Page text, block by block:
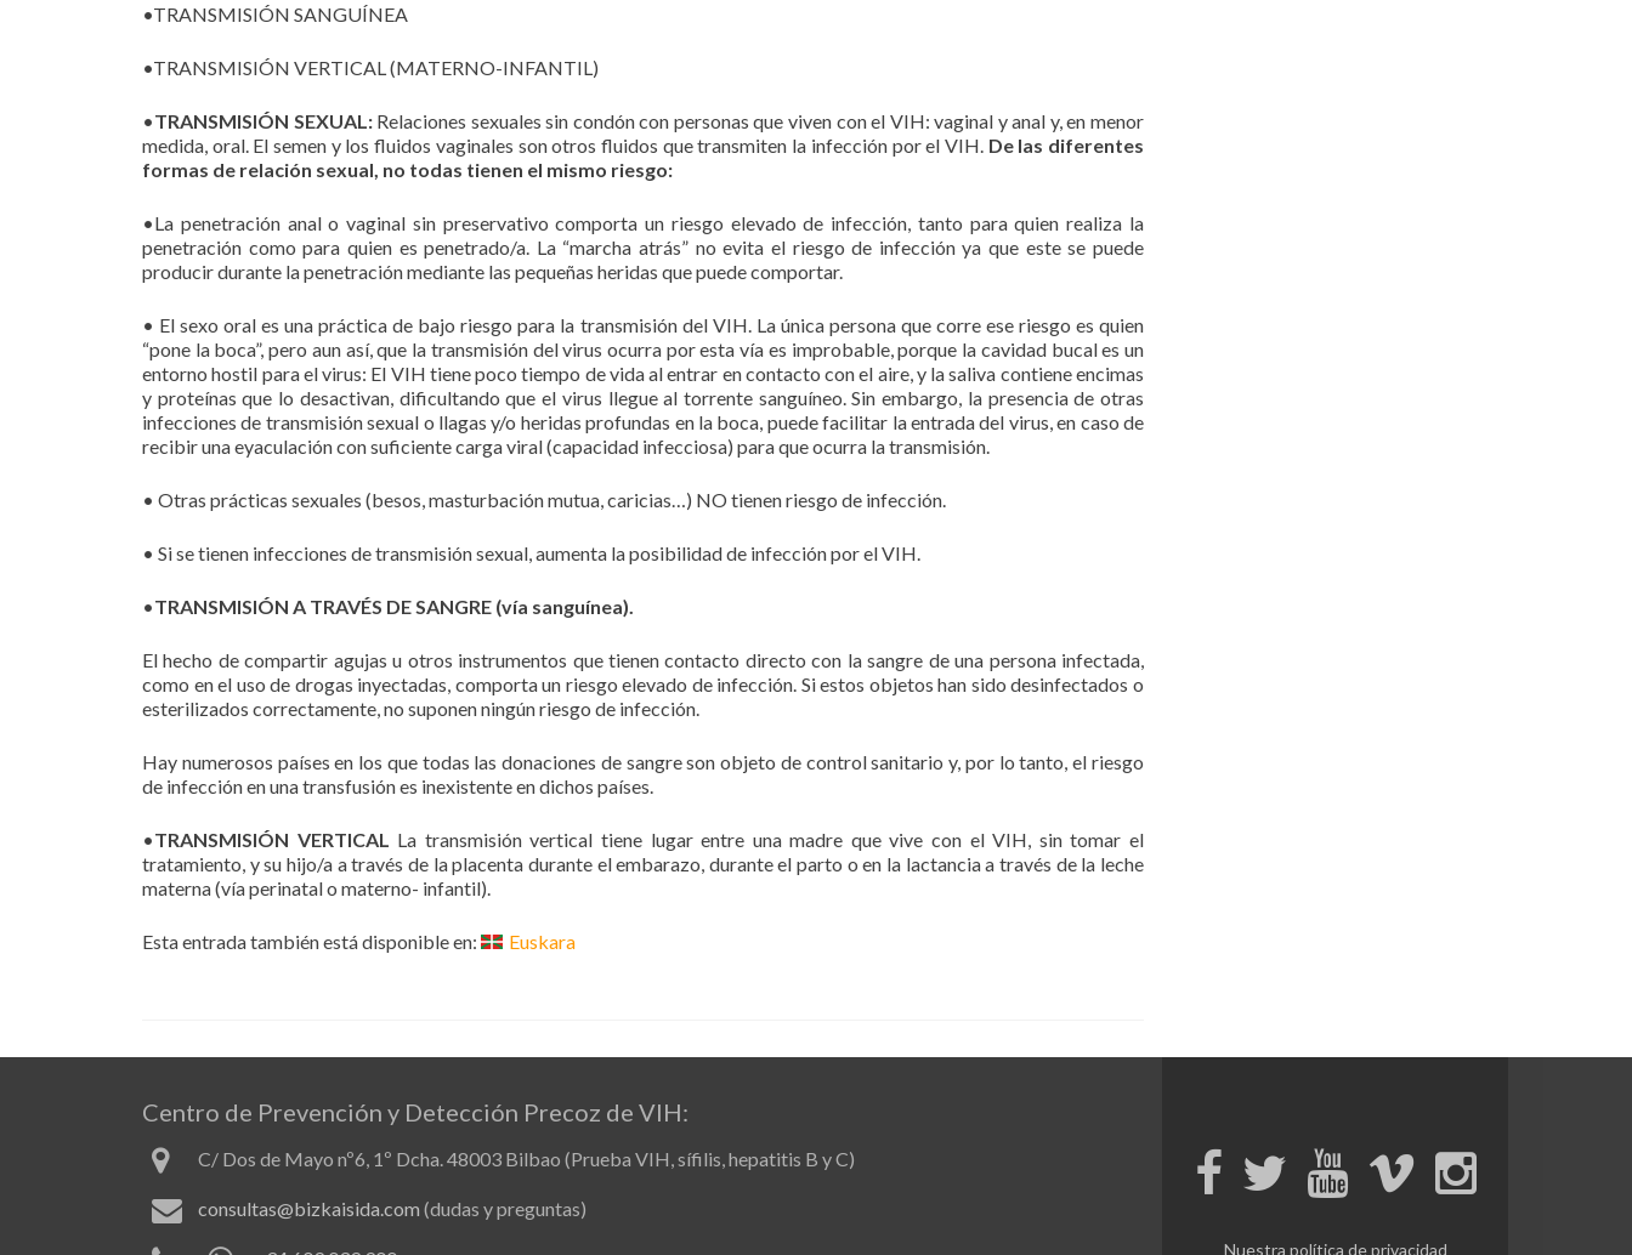
•TRANSMISIÓN SANGUÍNEA
•TRANSMISIÓN VERTICAL (MATERNO-INFANTIL)
•TRANSMISIÓN SEXUAL: Relaciones sexuales sin condón con personas que viven con el VIH: vaginal y anal y, en menor
medida, oral. El semen y los fluidos vaginales son otros fluidos que transmiten la infección por el VIH. De las diferentes
formas de relación sexual, no todas tienen el mismo riesgo:
•La penetración anal o vaginal sin preservativo comporta un riesgo elevado de infección, tanto para quien realiza la
penetración como para quien es penetrado/a. La “marcha atrás” no evita el riesgo de infección ya que este se puede
producir durante la penetración mediante las pequeñas heridas que puede comportar.
• El sexo oral es una práctica de bajo riesgo para la transmisión del VIH. La única persona que corre ese riesgo es quien
“pone la boca”, pero aun así, que la transmisión del virus ocurra por esta vía es improbable, porque la cavidad bucal es un
entorno hostil para el virus: El VIH tiene poco tiempo de vida al entrar en contacto con el aire, y la saliva contiene encimas
y proteínas que lo desactivan, dificultando que el virus llegue al torrente sanguíneo. Sin embargo, la presencia de otras
infecciones de transmisión sexual o llagas y/o heridas profundas en la boca, puede facilitar la entrada del virus, en caso de
recibir una eyaculación con suficiente carga viral (capacidad infecciosa) para que ocurra la transmisión.
• Otras prácticas sexuales (besos, masturbación mutua, caricias…) NO tienen riesgo de infección.
• Si se tienen infecciones de transmisión sexual, aumenta la posibilidad de infección por el VIH.
•TRANSMISIÓN A TRAVÉS DE SANGRE (vía sanguínea).
El hecho de compartir agujas u otros instrumentos que tienen contacto directo con la sangre de una persona infectada,
como en el uso de drogas inyectadas, comporta un riesgo elevado de infección. Si estos objetos han sido desinfectados o
esterilizados correctamente, no suponen ningún riesgo de infección.
Hay numerosos países en los que todas las donaciones de sangre son objeto de control sanitario y, por lo tanto, el riesgo
de infección en una transfusión es inexistente en dichos países.
•TRANSMISIÓN VERTICAL La transmisión vertical tiene lugar entre una madre que vive con el VIH, sin tomar el
tratamiento, y su hijo/a a través de la placenta durante el embarazo, durante el parto o en la lactancia a través de la leche
materna (vía perinatal o materno- infantil).
Esta entrada también está disponible en: Euskara
Centro de Prevención y Detección Precoz de VIH:
C/ Dos de Mayo nº6, 1º Dcha. 48003 Bilbao (Prueba VIH, sífilis, hepatitis B y C)
consultas@bizkaisida.com (dudas y preguntas)
Nuestra política de privacidad